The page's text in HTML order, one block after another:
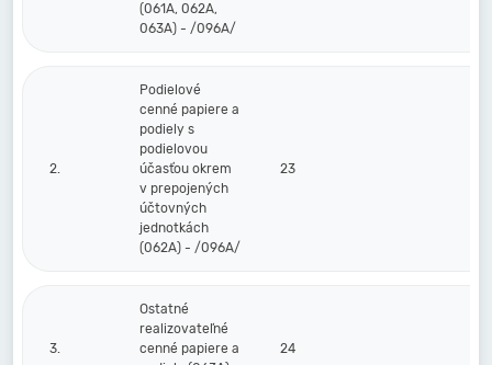
(061A, 062A,
063A) - /096A/
2.
Podielové
cenné papiere a
podiely s
podielovou
účasťou okrem
v prepojených
účtovných
jednotkách
(062A) - /096A/
23
3.
Ostatné
realizovateľné
cenné papiere a
24